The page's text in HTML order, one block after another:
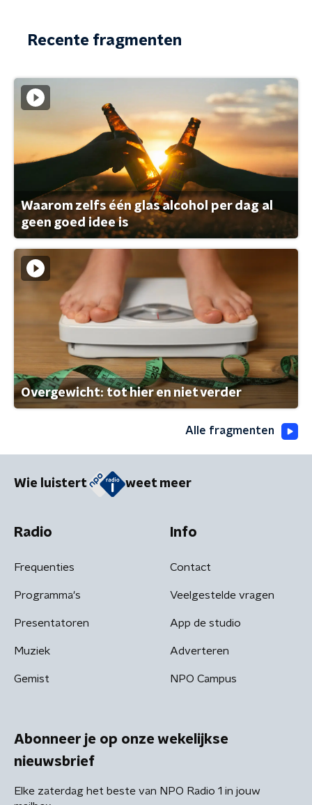
Recente fragmenten
Waarom zelfs één glas alcohol per dag al
geen goed idee is
Overgewicht: tot hier en niet verder
Alle fragmenten
Wie luistert weet meer
Radio
Frequenties
Programma's
Presentatoren
Muziek
Gemist
Info
Contact
Veelgestelde vragen
App de studio
Adverteren
NPO Campus
Abonneer je op onze wekelijkse
nieuwsbrief
Elke zaterdag het beste van NPO Radio 1 in jouw